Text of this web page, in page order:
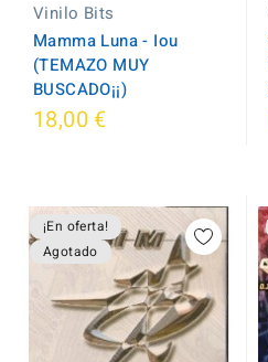
Vinilo Bits
Mamma Luna - Iou
(TEMAZO MUY
BUSCADO¡¡)
18,00 €
¡En oferta!
Agotado